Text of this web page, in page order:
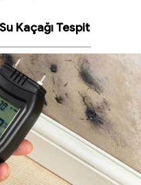
Kaçağı Tespit